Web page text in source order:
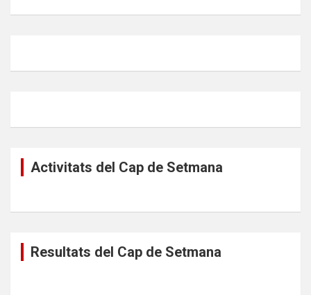
Activitats del Cap de Setmana
Resultats del Cap de Setmana